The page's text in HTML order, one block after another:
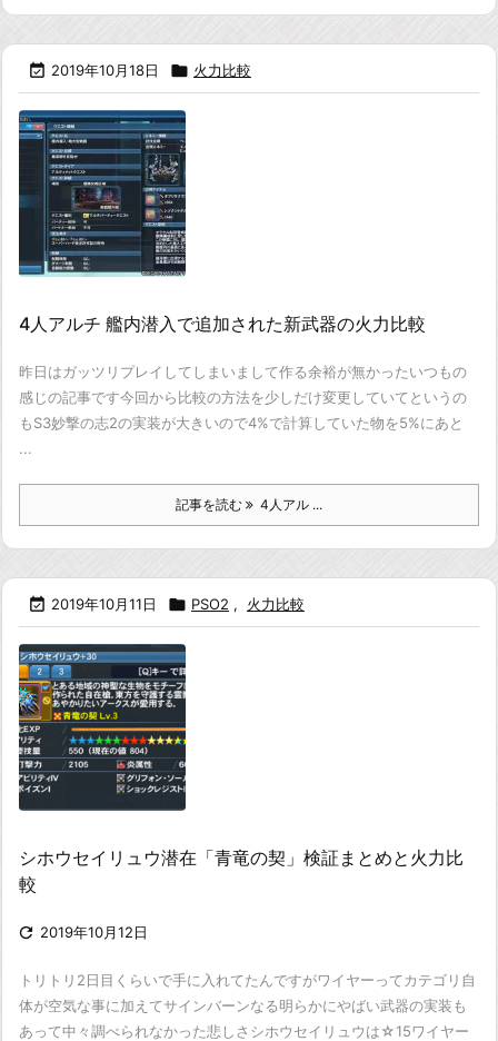
 2019年10月18日  火力比較
4人アルチ 艦内潜入で追加された新武器の火力比較
昨日はガッツリプレイしてしまいまして作る余裕が無かったいつもの
感じの記事です今回から比較の方法を少しだけ変更していてというの
もS3妙撃の志2の実装が大きいので4%で計算していた物を5%にあと
...
記事を読む 4人アル ...
 2019年10月11日  PSO2 , 火力比較
シホウセイリュウ潜在「青竜の契」検証まとめと火力比
較
 2019年10月12日
トリトリ2日目くらいで手に入れてたんですがワイヤーってカテゴリ自
体が空気な事に加えてサインバーンなる明らかにやばい武器の実装も
あって中々調べられなかった悲しさ シホウセイリュウは☆15ワイヤー